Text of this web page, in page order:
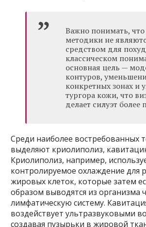
Важно понимать,
методики не
средством для
классическом
основная цель —
контуров,
конкретных зонах и
тургора кожи, что
делает силуэт
Среди наиболее востребованных
выделяют криолиполиз,
Криолиполиз, например,
контролируемое охлаждение для
жировых клеток, которые затем
образом выводятся из организма
лимфатическую систему.
воздействует ультразвуковыми
создавая пузырьки в жировой